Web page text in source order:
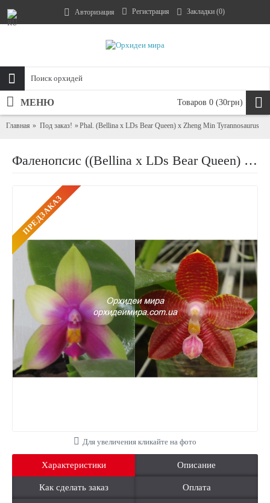
Авторизация Регистрация Закладки (0)
Товаров 0 (30грн)
МЕНЮ
Главная Под заказ! Phal. (Bellina x LDs Bear Queen) x Zheng Min Tyrannosaurus
Фаленопсис ((Bellina x LDs Bear Queen) x Zheng Min Tyrannosaurus)
ПРЕДЗАКАЗ
Для увеличения кликайте на фото
Характеристики Описание
Как сделать заказ Оплата